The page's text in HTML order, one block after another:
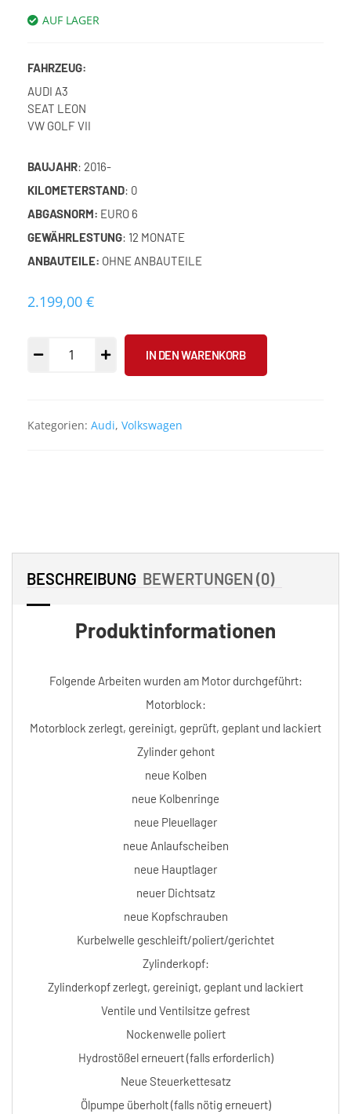
AUF LAGER
FAHRZEUG:
AUDI A3
SEAT LEON
VW GOLF VII
BAUJAHR: 2016-
KILOMETERSTAND: 0
ABGASNORM: EURO 6
GEWÄHRLESTUNG: 12 MONATE
ANBAUTEILE: OHNE ANBAUTEILE
2.199,00 €
IN DEN WARENKORB
Kategorien: Audi, Volkswagen
BESCHREIBUNG BEWERTUNGEN (0)
Produktinformationen
Folgende Arbeiten wurden am Motor durchgeführt:
Motorblock:
Motorblock zerlegt, gereinigt, geprüft, geplant und lackiert
Zylinder gehont
neue Kolben
neue Kolbenringe
neue Pleuellager
neue Anlaufscheiben
neue Hauptlager
neuer Dichtsatz
neue Kopfschrauben
Kurbelwelle geschleift/poliert/gerichtet
Zylinderkopf:
Zylinderkopf zerlegt, gereinigt, geplant und lackiert
Ventile und Ventilsitze gefrest
Nockenwelle poliert
Hydrostößel erneuert (falls erforderlich)
Neue Steuerkettesatz
Ölpumpe überholt (falls nötig erneuert)